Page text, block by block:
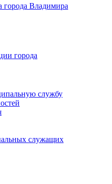
города Владимира
города
службу
служащих